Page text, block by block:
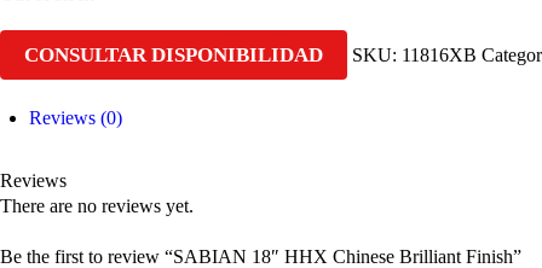
CONSULTAR DISPONIBILIDAD SKU: 11816XB
Reviews (0)
Reviews
There are no reviews yet.
Be the first to review “SABIAN 18″ HHX Chinese Brilliant Finish”